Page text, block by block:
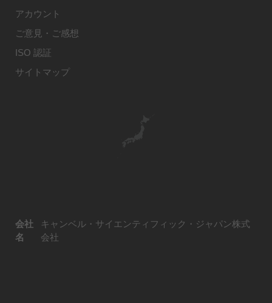
アカウント
ご意見・ご感想
ISO 認証
サイトマップ
会社
名
キャンベル・サイエンティフィック・ジャパン株式
会社